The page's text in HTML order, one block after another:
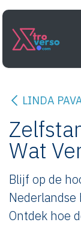
Overslaan naar
LINDA
Wat
Blijf op de
Ontdek hoe